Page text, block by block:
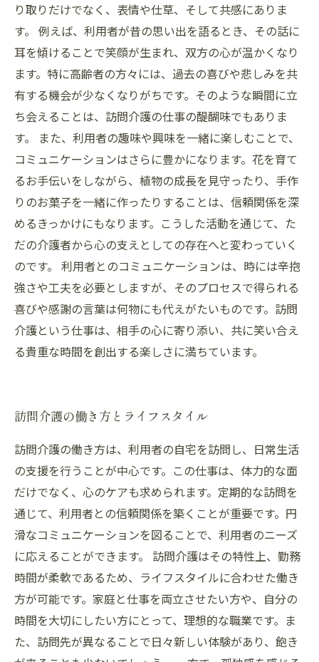
り取りだけでなく、表情や仕草、そして共感にありま
す。 例えば、利用者が昔の思い出を語るとき、その話に
耳を傾けることで笑顔が生まれ、双方の心が温かくなり
ます。特に高齢者の方々には、過去の喜びや悲しみを共
有する機会が少なくなりがちです。そのような瞬間に立
ち会えることは、訪問介護の仕事の醍醐味でもありま
す。 また、利用者の趣味や興味を一緒に楽しむことで、
コミュニケーションはさらに豊かになります。花を育て
るお手伝いをしながら、植物の成長を見守ったり、手作
りのお菓子を一緒に作ったりすることは、信頼関係を深
めるきっかけにもなります。こうした活動を通じて、た
だの介護者から心の支えとしての存在へと変わっていく
のです。 利用者とのコミュニケーションは、時には辛抱
強さや工夫を必要としますが、そのプロセスで得られる
喜びや感謝の言葉は何物にも代えがたいものです。訪問
介護という仕事は、相手の心に寄り添い、共に笑い合え
る貴重な時間を創出する楽しさに満ちています。
訪問介護の働き方とライフスタイル
訪問介護の働き方は、利用者の自宅を訪問し、日常生活
の支援を行うことが中心です。この仕事は、体力的な面
だけでなく、心のケアも求められます。定期的な訪問を
通じて、利用者との信頼関係を築くことが重要です。円
滑なコミュニケーションを図ることで、利用者のニーズ
に応えることができます。 訪問介護はその特性上、勤務
時間が柔軟であるため、ライフスタイルに合わせた働き
方が可能です。家庭と仕事を両立させたい方や、自分の
時間を大切にしたい方にとって、理想的な職業です。ま
た、訪問先が異なることで日々新しい体験があり、飽き